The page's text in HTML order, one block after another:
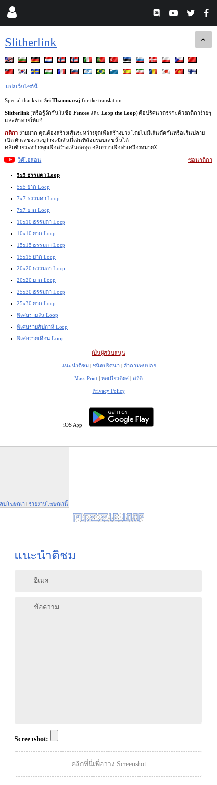
Slitherlink
แปลเว็บไซต์นี้
Special thanks to Sri Thammaraj for the translation
Slitherlink (หรือรู้จักกันในชื่อ Fences และ Loop the Loop) คือปริศนาตรรกะด้วยกติกาง่ายๆ
และท้าทายให้แก้
กติกา ง่ายมาก คุณต้องสร้างเส้นระหว่างจุดเพื่อสร้างบ่วง โดยไม่มีเส้นตัดกันหรือเส้นปลาย
เปิด ตัวเลขจะระบุว่าจะมีเส้นกี่เส้นที่ล้อมรอบเลขนั้นได้
คลิกซ้ายระหว่างจุดเพื่อสร้างเส้นต่อจุด คลิกขวาเพื่อทำเครื่องหมายX
วิดีโอสอน ซ่อนกติกา
5x5 ธรรมดา Loop
5x5 ยาก Loop
7x7 ธรรมดา Loop
7x7 ยาก Loop
10x10 ธรรมดา Loop
10x10 ยาก Loop
15x15 ธรรมดา Loop
15x15 ยาก Loop
20x20 ธรรมดา Loop
20x20 ยาก Loop
25x30 ธรรมดา Loop
25x30 ยาก Loop
พิเศษรายวัน Loop
พิเศษรายสัปดาห์ Loop
พิเศษรายเดือน Loop
เป็นผู้สนับสนุน
แนะนำติชม| ชนิดปริศนา| คำถามพบบ่อย
Mass Print | หอเกียรติยศ | สถิติ
Privacy Policy
iOS App
ลบโฆษณา | รายงานโฆษณานี้
แนะนำติชม
อีเมล
ข้อความ
Screenshot:
คลิกที่นี่เพื่อวาง Screenshot